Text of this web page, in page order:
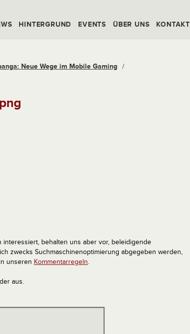
HINTERGRUND EVENTS ÜBER UNS KONTAKT
Neue Wege im Mobile Gaming /
behalten uns aber vor, beleidigende
zwecks Suchmaschinenoptimierung abgegeben werden,
unseren Kommentarregeln.
aus.